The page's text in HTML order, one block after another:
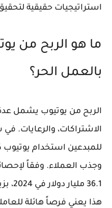
استراتيجيات حقيقية
ما هو الربح من
بالعمل الحر؟
الربح من يوتيوب يشمل عدة
الاشتراكات، والرعايات.
للمبدعين استخدام
هذا يعني فرصاً هائلة